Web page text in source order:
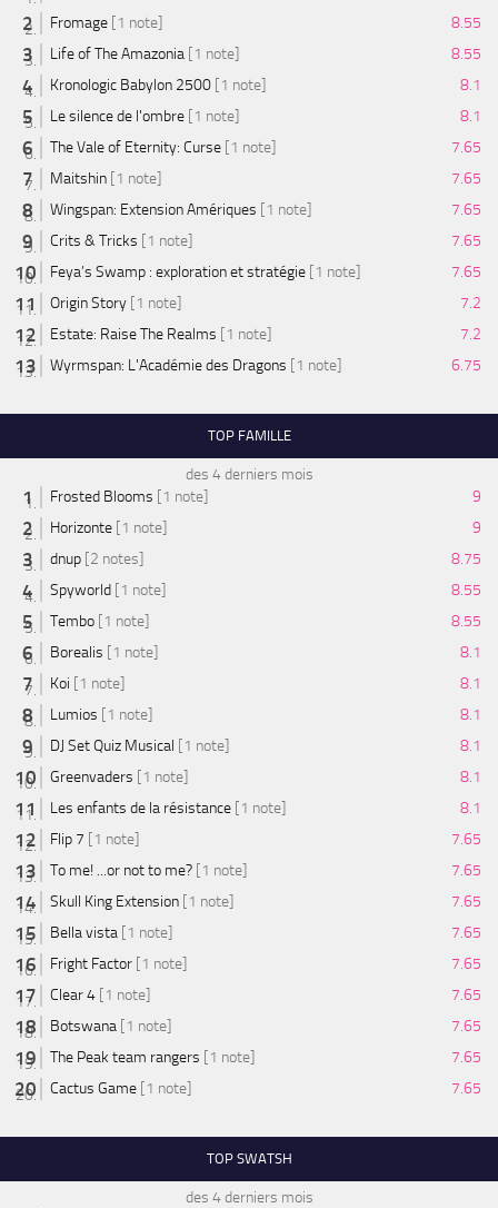
Fromage [1 note]
8.55
Life of The Amazonia [1 note]
8.55
Kronologic Babylon 2500 [1 note]
8.1
Le silence de l'ombre [1 note]
8.1
The Vale of Eternity: Curse [1 note]
7.65
Maitshin [1 note]
7.65
Wingspan: Extension Amériques [1 note]
7.65
Crits & Tricks [1 note]
7.65
Feya’s Swamp : exploration et stratégie [1 note]
7.65
Origin Story [1 note]
7.2
Estate: Raise The Realms [1 note]
7.2
Wyrmspan: L'Académie des Dragons [1 note] 6.75
TOP FAMILLE
des 4 derniers mois
Frosted Blooms [1 note]
9
Horizonte [1 note]
9
dnup [2 notes]
8.75
Spyworld [1 note]
8.55
Tembo [1 note]
8.55
Borealis [1 note]
8.1
Koi [1 note]
8.1
Lumios [1 note]
8.1
DJ Set Quiz Musical [1 note]
8.1
Greenvaders [1 note]
8.1
Les enfants de la résistance [1 note]
8.1
Flip 7 [1 note]
7.65
To me! ...or not to me? [1 note]
7.65
Skull King Extension [1 note]
7.65
Bella vista [1 note]
7.65
Fright Factor [1 note]
7.65
Clear 4 [1 note]
7.65
Botswana [1 note]
7.65
The Peak team rangers [1 note]
7.65
Cactus Game [1 note] 7.65
TOP SWATSH
des 4 derniers mois